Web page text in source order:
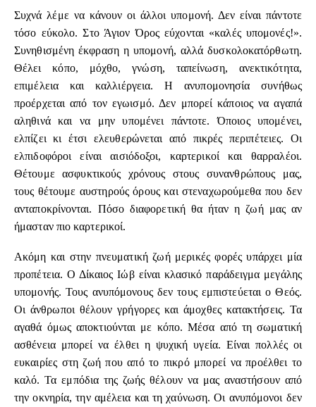
Συχνά λέμε να κάνουν οι άλλοι υπομονή. Δεν είναι πάντοτε
τόσο εύκολο. Στο Άγιον Όρος εύχονται «καλές υπομονές!».
Συνηθισμένη έκφραση η υπομονή, αλλά δυσκολοκατόρθωτη.
Θέλει κόπο, μόχθο, γνώση, ταπείνωση, ανεκτικότητα,
επιμέλεια και καλλιέργεια. Η ανυπομονησία συνήθως
προέρχεται από τον εγωισμό. Δεν μπορεί κάποιος να αγαπά
αληθινά και να μην υπομένει πάντοτε. Όποιος υπομένει,
ελπίζει κι έτσι ελευθερώνεται από πικρές περιπέτειες. Οι
ελπιδοφόροι είναι αισιόδοξοι, καρτερικοί και θαρραλέοι.
Θέτουμε ασφυκτικούς χρόνους στους συνανθρώπους μας,
τους θέτουμε αυστηρούς όρους και στεναχωρούμεθα που δεν
ανταποκρίνονται. Πόσο διαφορετική θα ήταν η ζωή μας αν
ήμασταν πιο καρτερικοί.
Ακόμη και στην πνευματική ζωή μερικές φορές υπάρχει μία
προπέτεια. Ο Δίκαιος Ιώβ είναι κλασικό παράδειγμα μεγάλης
υπομονής. Τους ανυπόμονους δεν τους εμπιστεύεται ο Θεός.
Οι άνθρωποι θέλουν γρήγορες και άμοχθες κατακτήσεις. Τα
αγαθά όμως αποκτιούνται με κόπο. Μέσα από τη σωματική
ασθένεια μπορεί να έλθει η ψυχική υγεία. Είναι πολλές οι
ευκαιρίες στη ζωή που από το πικρό μπορεί να προέλθει το
καλό. Τα εμπόδια της ζωής θέλουν να μας αναστήσουν από
την οκνηρία, την αμέλεια και τη χαύνωση. Οι ανυπόμονοι δεν